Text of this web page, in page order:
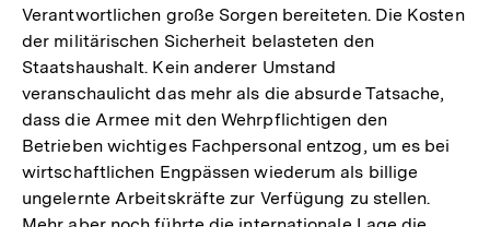
Verantwortlichen große Sorgen bereiteten. Die Kosten
der militärischen Sicherheit belasteten den
Staatshaushalt. Kein anderer Umstand
veranschaulicht das mehr als die absurde Tatsache,
dass die Armee mit den Wehrpflichtigen den
Betrieben wichtiges Fachpersonal entzog, um es bei
wirtschaftlichen Engpässen wiederum als billige
ungelernte Arbeitskräfte zur Verfügung zu stellen.